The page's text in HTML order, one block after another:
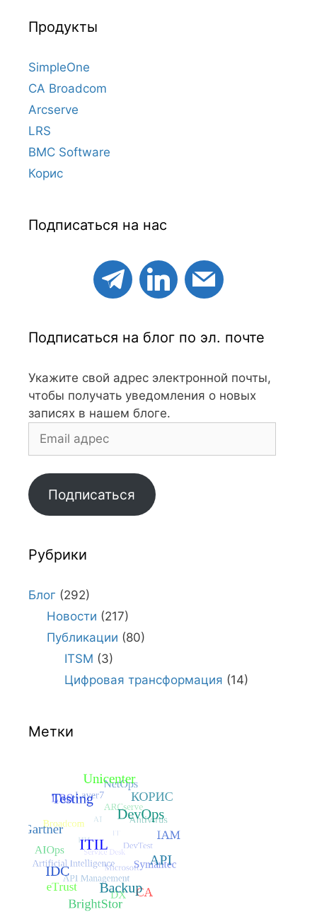
Продукты
SimpleOne
CA Broadcom
Arcserve
LRS
BMC Software
Корис
Подписаться на нас
Подписаться на блог по эл. почте
Укажите свой адрес электронной почты,
чтобы получать уведомления о новых
записях в нашем блоге.
адрес
Подписаться
Рубрики
Блог (292)
Новости (217)
Публикации (80)
ITSM (3)
Цифровая трансформация (14)
Метки